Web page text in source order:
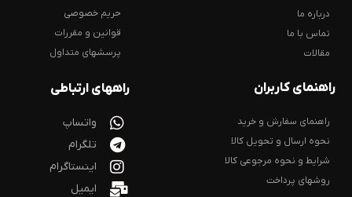
درباره ما
تماس با ما
مقالات
حریم خصوصی
قوانین و مقررات
پرسشهای متداول
راهنمای کاربران
راهنمای سفارش و خرید
نحوه ارسال و تحویل کالا
شرایط و نحوه مرجوعی کالا
روشهای پرداخت
راههای ارتباطی
واتساپ
تلگرام
اینستاگرام
ایمیل